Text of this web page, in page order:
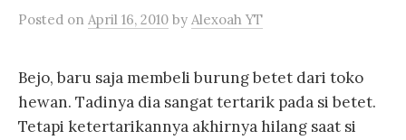
Posted on April 16, 2010 by Alexoah YT
Bejo, baru saja membeli burung betet dari toko
hewan. Tadinya dia sangat tertarik pada si betet.
Tetapi ketertarikannya akhirnya hilang saat si